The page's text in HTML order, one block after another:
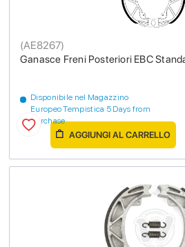
Ganasce Freni Posteriori EBC
(AE8267)
Disponibile nel Magazzino
Europeo Tempistica 5 Days from
purchase
AGGIUNGI AL CARRELLO